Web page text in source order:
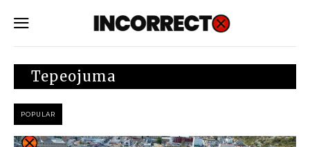
Tepeojuma
POPULAR